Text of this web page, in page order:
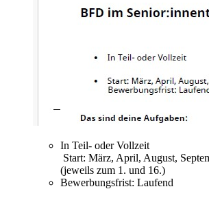
In Teil- oder Vollzeit
Start: März, April, August,
(jeweils zum 1. und 16.)
Bewerbungsfrist: Laufend